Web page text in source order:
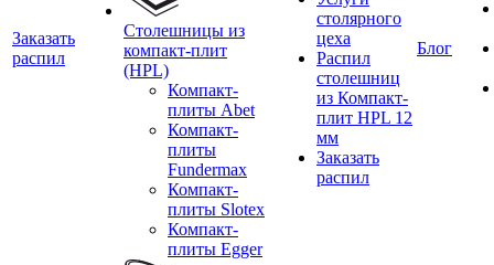
Заказать
распил
Столешницы из
компакт-плит
(HPL)
Компакт-
плиты Abet
Компакт-
плиты
Fundermax
Компакт-
плиты Slotex
Компакт-
плиты Egger
столярного
цеха
Распил
столешниц
из Компакт-
плит HPL 12
мм
Заказать
распил
Блог